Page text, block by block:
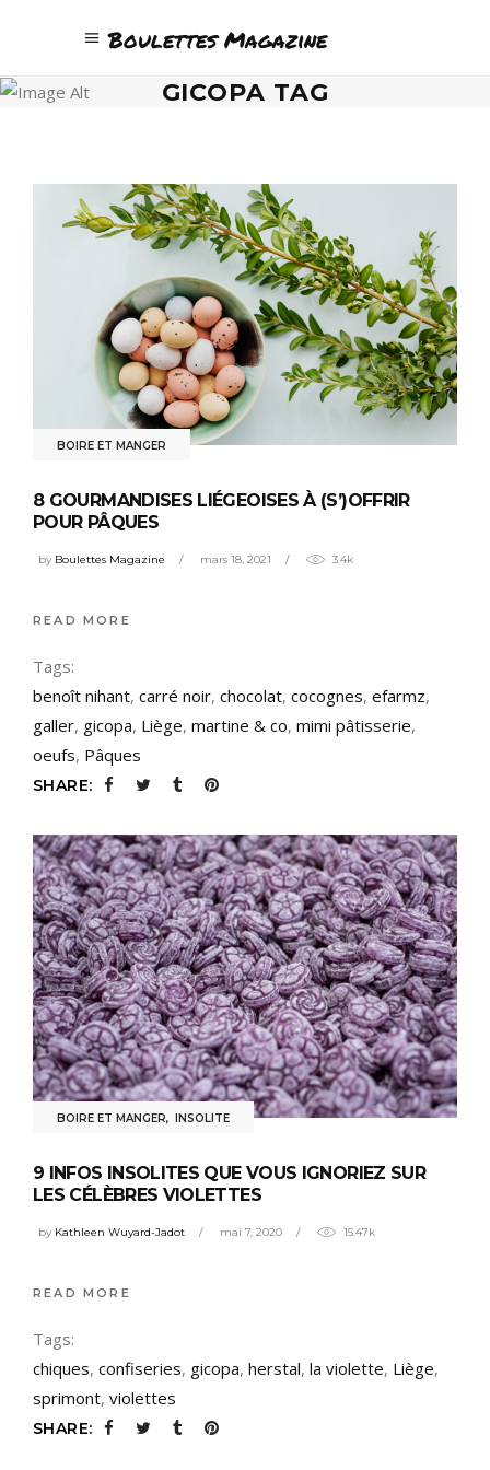
Boulettes Magazine
GICOPA TAG
BOIRE ET MANGER
8 GOURMANDISES LIÉGEOISES À (S’)OFFRIR
POUR PÂQUES
by Boulettes Magazine mars 18, 2021 3.4k
READ MORE
Tags:
benoît nihant, carré noir, chocolat, cocognes, efarmz,
galler, gicopa, Liège, martine & co, mimi pâtisserie,
oeufs, Pâques
SHARE:
BOIRE ET MANGER, INSOLITE
9 INFOS INSOLITES QUE VOUS IGNORIEZ SUR
LES CÉLÈBRES VIOLETTES
by Kathleen Wuyard-Jadot mai 7, 2020 15.47k
READ MORE
Tags:
chiques, confiseries, gicopa, herstal, la violette, Liège,
sprimont, violettes
SHARE: